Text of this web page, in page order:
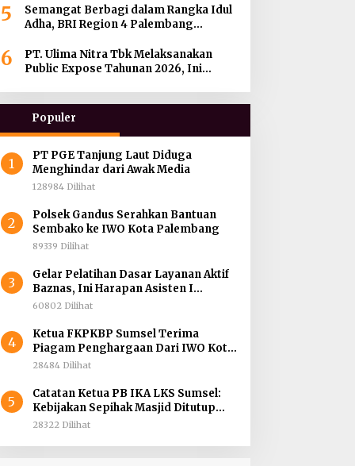
BRI Wilayah
5
Semangat Berbagi dalam Rangka Idul
Adha, BRI Region 4 Palembang
Berbagai Daerah di Sumatera Selatan,
Jambi dan Kepulauan Bangka
6
PT. Ulima Nitra Tbk Melaksanakan
Public Expose Tahunan 2026, Ini
Populer
1
PT PGE Tanjung Laut Diduga
Menghindar dari Awak Media
128984 Dilihat
2
Polsek Gandus Serahkan Bantuan
Sembako ke IWO Kota Palembang
89339 Dilihat
3
Gelar Pelatihan Dasar Layanan Aktif
Baznas, Ini Harapan Asisten I
Pemprov Sumsel
60802 Dilihat
4
Ketua FKPKBP Sumsel Terima
Piagam Penghargaan Dari IWO Kota
Palembang
28484 Dilihat
5
Catatan Ketua PB IKA LKS Sumsel:
Kebijakan Sepihak Masjid Ditutup
Mall Dibuka, Menghidupkan Dunia
28322 Dilihat